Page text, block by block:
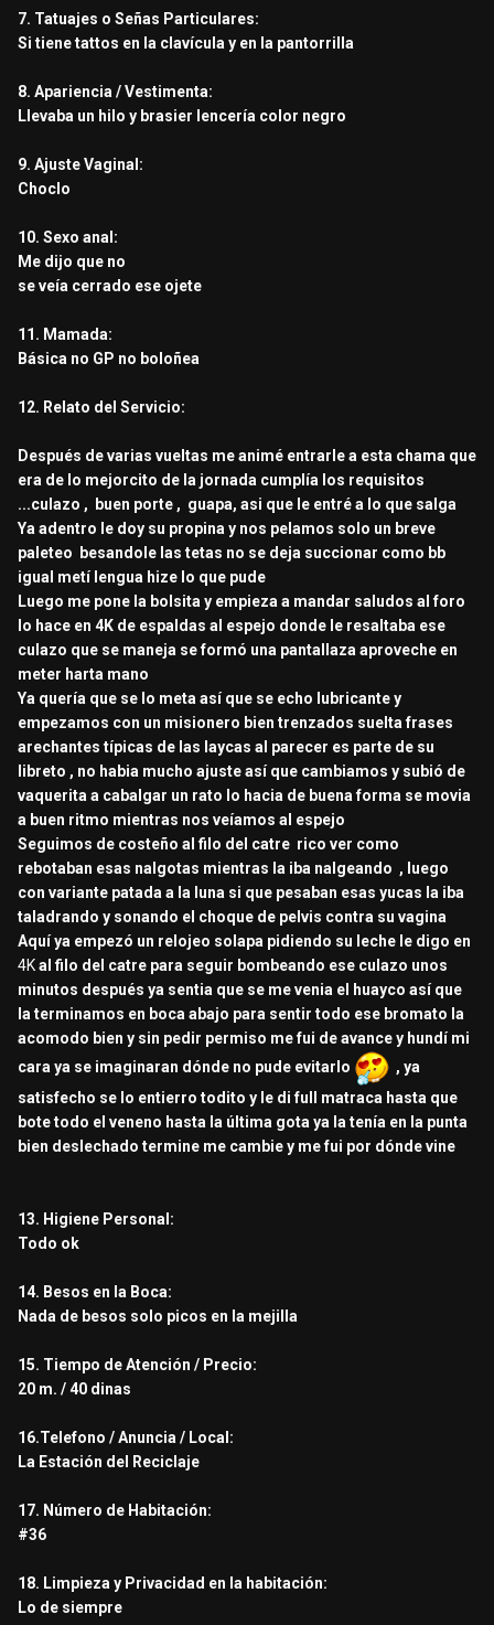
7. Tatuajes o Señas Particulares:
Si tiene tattos en la clavícula y en la pantorrilla
8. Apariencia / Vestimenta:
Llevaba un hilo y brasier lencería color negro
9. Ajuste Vaginal:
Choclo
10. Sexo anal:
Me dijo que no
se veía cerrado ese ojete
11. Mamada:
Básica no GP no boloñea
12. Relato del Servicio:
Después de varias vueltas me animé entrarle a esta chama que
era de lo mejorcito de la jornada cumplía los requisitos
...culazo , buen porte , guapa, asi que le entré a lo que salga
Ya adentro le doy su propina y nos pelamos solo un breve
paleteo besandole las tetas no se deja succionar como bb
igual metí lengua hize lo que pude
Luego me pone la bolsita y empieza a mandar saludos al foro
lo hace en 4K de espaldas al espejo donde le resaltaba ese
culazo que se maneja se formó una pantallaza aproveche en
meter harta mano
Ya quería que se lo meta así que se echo lubricante y
empezamos con un misionero bien trenzados suelta frases
arechantes típicas de las laycas al parecer es parte de su
libreto , no habia mucho ajuste así que cambiamos y subió de
vaquerita a cabalgar un rato lo hacia de buena forma se movia
a buen ritmo mientras nos veíamos al espejo
Seguimos de costeño al filo del catre rico ver como
rebotaban esas nalgotas mientras la iba nalgeando , luego
con variante patada a la luna si que pesaban esas yucas la iba
taladrando y sonando el choque de pelvis contra su vagina
Aquí ya empezó un relojeo solapa pidiendo su leche le digo en
4Kal filo del catre para seguir bombeando ese culazo unos
minutos después ya sentia que se me venia el huayco así que
la terminamos en boca abajo para sentir todo ese bromato la
acomodo bien y sin pedir permiso me fui de avance y hundí mi
cara ya se imaginaran dónde no pude evitarlo
, ya
satisfecho se lo entierro todito y le di full matraca hasta que
bote todo el veneno hasta la última gota ya la tenía en la punta
bien deslechado termine me cambie y me fui por dónde vine
13. Higiene Personal:
Todo ok
14. Besos en la Boca:
Nada de besos solo picos en la mejilla
15. Tiempo de Atención / Precio:
20 m. / 40 dinas
16.Telefono / Anuncia / Local:
La Estación del Reciclaje
17. Número de Habitación:
#36
18. Limpieza y Privacidad en la habitación:
Lo de siempre